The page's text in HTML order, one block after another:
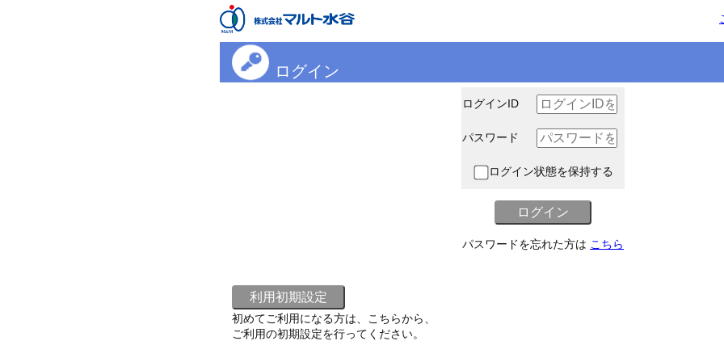
ログイン
ログインID
パスワード
ログイン状態を保持する
パスワードを忘れた方は こちら
初めてご利用になる方は、こちらから、
ご利用の初期設定を行ってください。